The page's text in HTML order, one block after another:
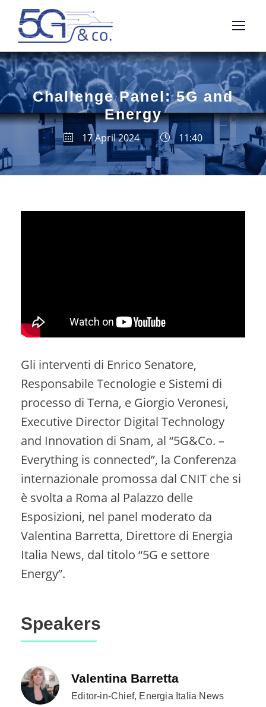
Challenge Panel: 5G and
Energy
17 April 2024 11:40
Gli interventi di Enrico Senatore,
Responsabile Tecnologie e Sistemi di
processo di Terna, e Giorgio Veronesi,
Executive Director Digital Technology
and Innovation di Snam, al “5G&Co. –
Everything is connected”, la Conferenza
internazionale promossa dal CNIT che si
è svolta a Roma al Palazzo delle
Esposizioni, nel panel moderato da
Valentina Barretta, Direttore di Energia
Italia News, dal titolo “5G e settore
Energy”.
Speakers
Valentina Barretta
Editor-in-Chief, Energia Italia News